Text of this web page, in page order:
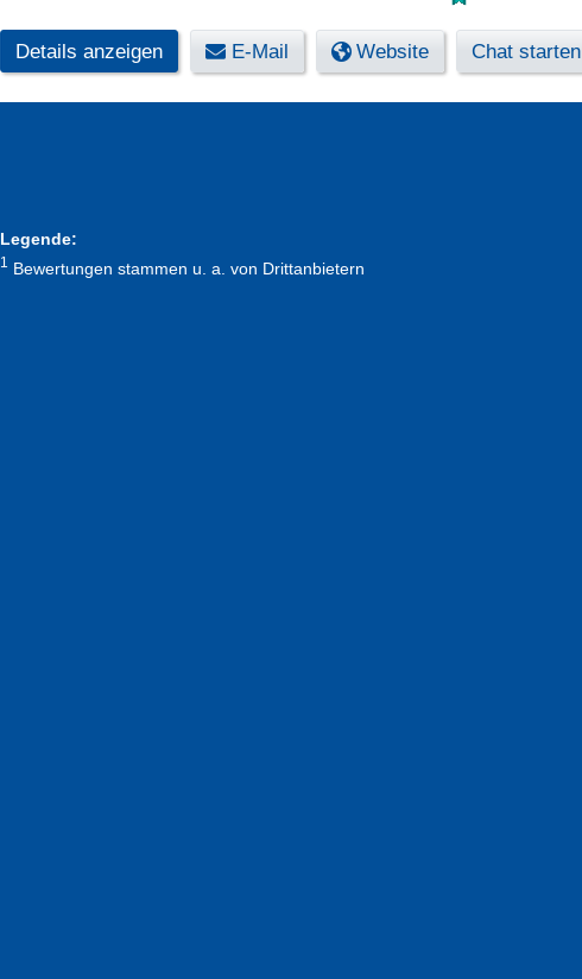
Details anzeigen E-Mail Website Chat starten
Legende:
1 Bewertungen stammen u. a. von Drittanbietern